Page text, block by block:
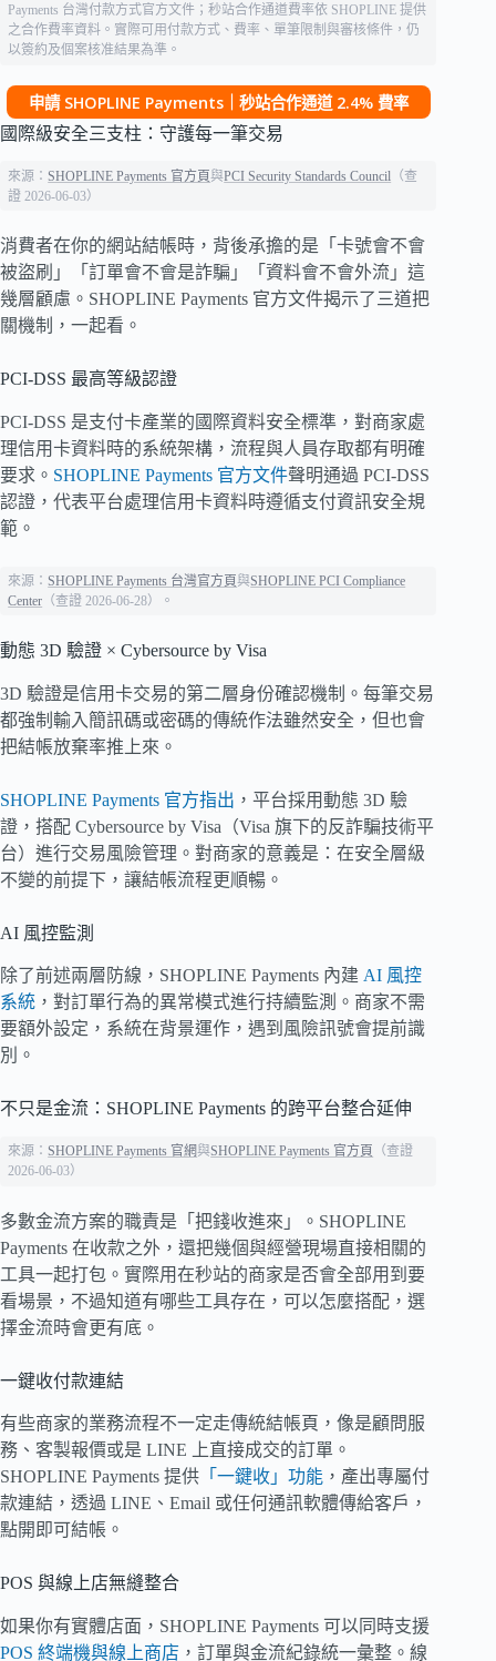
Payments 台灣付款方式官方文件；秒站合作通道費率依 SHOPLINE 提供
之合作費率資料。實際可用付款方式、費率、單筆限制與審核條件，仍
以簽約及個案核准結果為準。
申請 SHOPLINE Payments｜秒站合作通道 2.4% 費率
國際級安全三支柱：守護每一筆交易
來源：SHOPLINE Payments 官方頁與PCI Security Standards Council （查
證 2026-06-03）
消費者在你的網站結帳時，背後承擔的是「卡號會不會
被盜刷」「訂單會不會是詐騙」「資料會不會外流」這
幾層顧慮。SHOPLINE Payments 官方文件揭示了三道把
關機制，一起看。
PCI-DSS 最高等級認證
PCI-DSS 是支付卡產業的國際資料安全標準，對商家處
理信用卡資料時的系統架構，流程與人員存取都有明確
要求。 SHOPLINE Payments 官方文件聲明通過 PCI-DSS
認證，代表平台處理信用卡資料時遵循支付資訊安全規
範。
來源：SHOPLINE Payments 台灣官方頁與SHOPLINE PCI Compliance
Center （查證 2026-06-28）。
動態 3D 驗證 × Cybersource by Visa
3D 驗證是信用卡交易的第二層身份確認機制。每筆交易
都強制輸入簡訊碼或密碼的傳統作法雖然安全，但也會
把結帳放棄率推上來。
SHOPLINE Payments 官方指出 ，平台採用動態 3D 驗
證，搭配 Cybersource by Visa（Visa 旗下的反詐騙技術平
台）進行交易風險管理。對商家的意義是：在安全層級
不變的前提下，讓結帳流程更順暢。
AI 風控監測
除了前述兩層防線，SHOPLINE Payments 內建 AI 風控
系統 ，對訂單行為的異常模式進行持續監測。商家不需
要額外設定，系統在背景運作，遇到風險訊號會提前識
別。
不只是金流：SHOPLINE Payments 的跨平台整合延伸
來源：SHOPLINE Payments 官網與SHOPLINE Payments 官方頁
（查證
2026-06-03）
多數金流方案的職責是「把錢收進來」。SHOPLINE
Payments 在收款之外，還把幾個與經營現場直接相關的
工具一起打包。實際用在秒站的商家是否會全部用到要
看場景，不過知道有哪些工具存在，可以怎麼搭配，選
擇金流時會更有底。
一鍵收付款連結
有些商家的業務流程不一定走傳統結帳頁，像是顧問服
務、客製報價或是 LINE 上直接成交的訂單。
SHOPLINE Payments 提供 「一鍵收」功能 ，產出專屬付
款連結，透過 LINE、Email 或任何通訊軟體傳給客戶，
點開即可結帳。
POS 與線上店無縫整合
如果你有實體店面，SHOPLINE Payments 可以同時支援
POS 終端機與線上商店 ，訂單與金流紀錄統一彙整。線